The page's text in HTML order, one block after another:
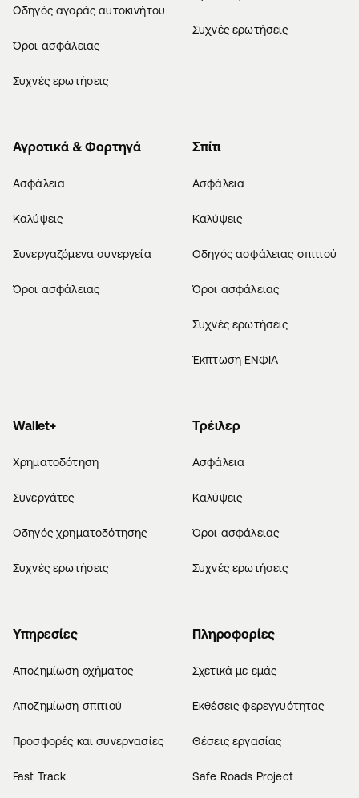
Οδηγός αγοράς αυτοκινήτου
Όροι ασφάλειας
Συχνές ερωτήσεις
Συχνές ερωτήσεις
Αγροτικά & Φορτηγά
Ασφάλεια
Καλύψεις
Συνεργαζόμενα συνεργεία
Όροι ασφάλειας
Σπίτι
Ασφάλεια
Καλύψεις
Οδηγός ασφάλειας σπιτιού
Όροι ασφάλειας
Συχνές ερωτήσεις
Έκπτωση ΕΝΦΙΑ
Wallet+
Χρηματοδότηση
Συνεργάτες
Οδηγός χρηματοδότησης
Συχνές ερωτήσεις
Τρέιλερ
Ασφάλεια
Καλύψεις
Όροι ασφάλειας
Συχνές ερωτήσεις
Υπηρεσίες
Αποζημίωση οχήματος
Αποζημίωση σπιτιού
Προσφορές και συνεργασίες
Fast Track
Πληροφορίες
Σχετικά με εμάς
Εκθέσεις φερεγγυότητας
Θέσεις εργασίας
Safe Roads Project